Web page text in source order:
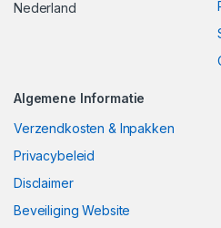
Nederland
Algemene Informatie
Verzendkosten & Inpakken
Privacybeleid
Disclaimer
Beveiliging Website